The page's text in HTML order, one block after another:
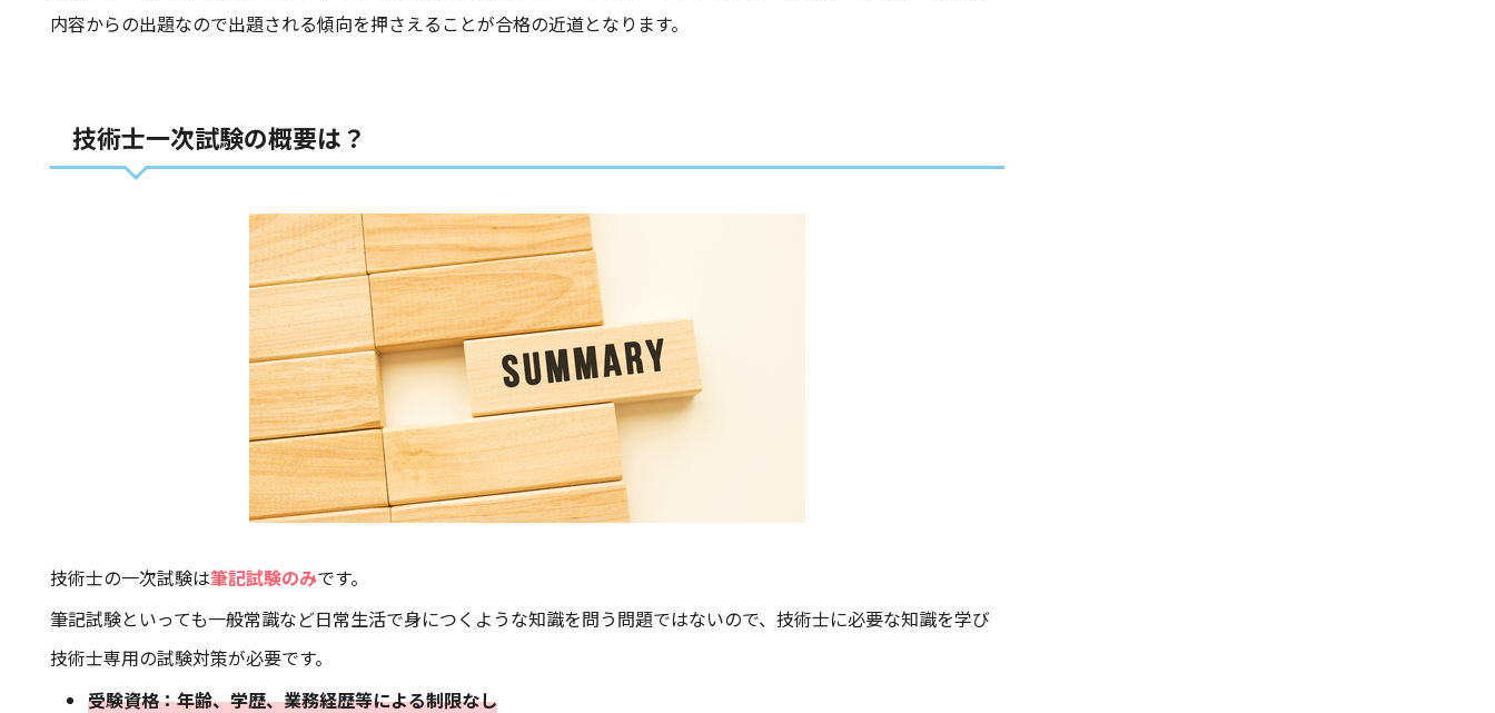
内容からの出題なので出題される傾向を押さえることが合格の近道となります。
技術士一次試験の概要は？
技術士の一次試験は筆記試験のみです。
筆記試験といっても一般常識など日常生活で身につくような知識を問う問題ではないので、技術士に必要な知識を学び
技術士専用の試験対策が必要です。
受験資格：年齢、学歴、業務経歴等による制限なし